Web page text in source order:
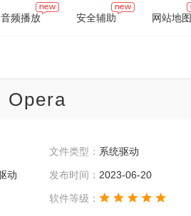
音频播放 安全辅助 网站地图
Opera
文件类型： 系统驱动
动 发布时间： 2023-06-20
软件等级：